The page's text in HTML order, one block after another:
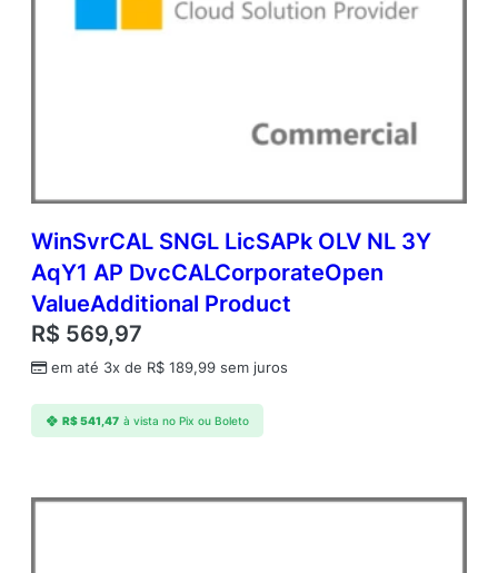
WinSvrCAL SNGL LicSAPk OLV NL 3Y
AqY1 AP DvcCALCorporateOpen
ValueAdditional Product
R$ 569,97
em até 3x de R$ 189,99 sem juros
R$541,47 à vista no Pix ou Boleto